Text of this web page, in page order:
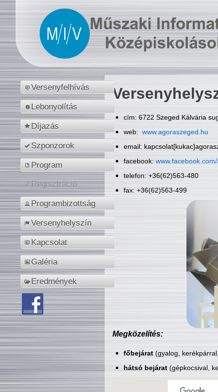
Versenyfelhívás
Lebonyolítás
Díjazás
Szponzorok
Program
Regisztráció
Programbizottság
Versenyhelyszín
Kapcsolat
Galéria
Eredmények
cím: 6722 Szeged Kálvária
web: www.agoraszeged.hu
email:
facebook:
telefon: +36(62)563-480
fax: +36(62)563-499
Megközelítés:
főbejárat(gyalog,
hátsó bejárat(gépkocsival,